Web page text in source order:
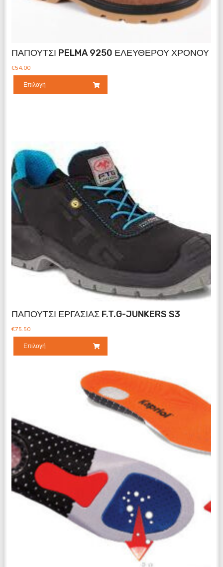
ΠΑΠΟΥΤΣΙ PELMA 9250 ΕΛΕΥΘΕΡΟΥ ΧΡΟΝΟΥ
€54.00
Επιλογή
ΠΑΠΟΥΤΣΙ ΕΡΓΑΣΙΑΣ F.T.G-JUNKERS S3
€75.50
Επιλογή